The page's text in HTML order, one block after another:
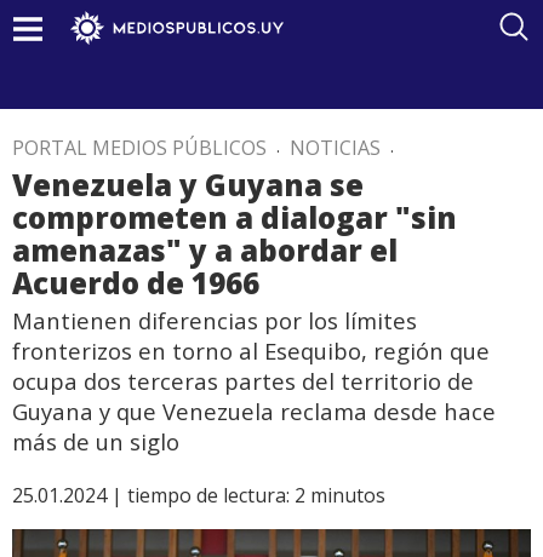
PORTAL MEDIOS PÚBLICOS . NOTICIAS .
Venezuela y Guyana se
comprometen a dialogar "sin
amenazas" y a abordar el
Acuerdo de 1966
Mantienen diferencias por los límites
fronterizos en torno al Esequibo, región que
ocupa dos terceras partes del territorio de
Guyana y que Venezuela reclama desde hace
más de un siglo
25.01.2024 | tiempo de lectura: 2 minutos